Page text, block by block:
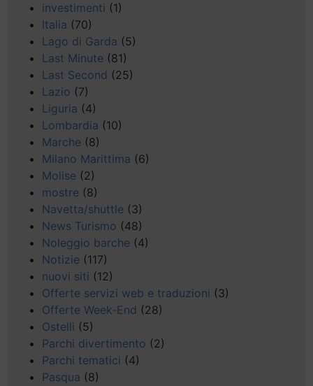
investimenti (1)
Italia (70)
Lago di Garda (5)
Last Minute (81)
Last Second (25)
Lazio (7)
Liguria (4)
Lombardia (10)
Marche (8)
Milano Marittima (6)
Molise (2)
mostre (8)
Navetta/shuttle (3)
News Turismo (48)
Noleggio barche (4)
Notizie (117)
nuovi siti (12)
Offerte servizi web e traduzioni (3)
Offerte Week-End (28)
Ostelli (5)
Parchi divertimento (2)
Parchi tematici (4)
Pasqua (8)